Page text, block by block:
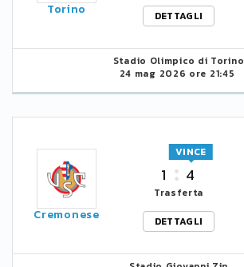
Torino
DETTAGLI
Stadio Olimpico di Torino
24 mag 2026 ore 21:45
Cremonese
1 4
VINCE
Trasferta
DETTAGLI